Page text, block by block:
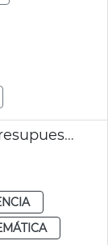
Pleno aprobación definitiva presupuestos 2021